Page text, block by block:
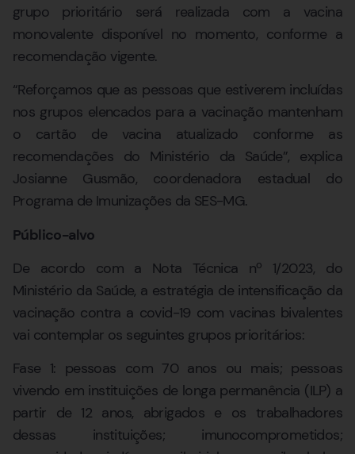
grupo prioritário será realizada com a vacina
monovalente disponível no momento, conforme a
recomendação vigente.
“Reforçamos que as pessoas que estiverem incluídas
nos grupos elencados para a vacinação mantenham
o cartão de vacina atualizado conforme as
recomendações do Ministério da Saúde”, explica
Josianne Gusmão, coordenadora estadual do
Programa de Imunizações da SES-MG.
Público-alvo
De acordo com a Nota Técnica nº 1/2023, do
Ministério da Saúde, a estratégia de intensificação da
vacinação contra a covid-19 com vacinas bivalentes
vai contemplar os seguintes grupos prioritários:
Fase 1: pessoas com 70 anos ou mais; pessoas
vivendo em instituições de longa permanência (ILP) a
partir de 12 anos, abrigados e os trabalhadores
dessas instituições; imunocomprometidos;